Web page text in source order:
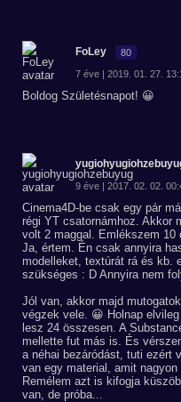
FoLey 80
7 éve | 2019. 01. 27.
Boldog Születésnapot! 😀
9 éve | 2017. 02. 02.
Cinema4D-be csak egy pár
régi YT csatornámhoz. Akkor
volt 2 maggal. Emlékszem 10
Ja, értem. Én csak annyira
modelleket, textúrát rá és kb.
szükséges : D Annyira nem
Jól van, akkor majd
végzek vele. 😀 Holnap
lesz 24 összesen. A
mellette fut más is. És
a néhai bezáródást, tuti ezért
van egy material, amit
Remélem azt is kifogja
van, de próba...